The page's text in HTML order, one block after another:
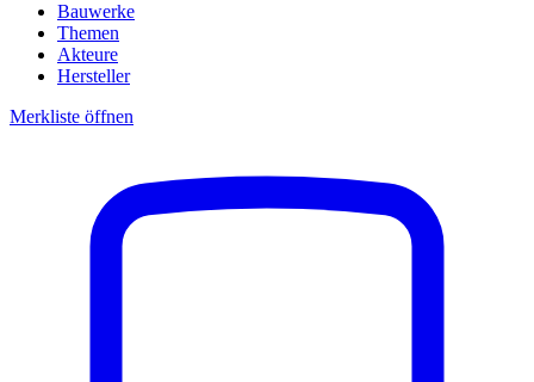
Bauwerke
Themen
Akteure
Hersteller
Merkliste öffnen